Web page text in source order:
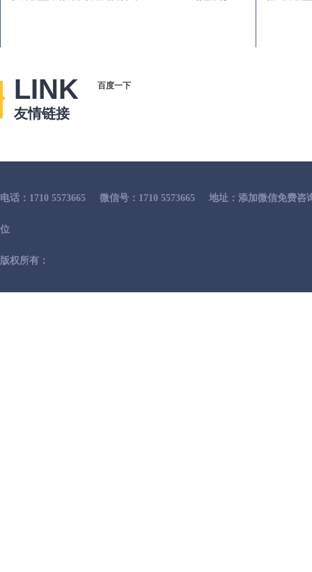
LINK
友情链接
百度一下
电话：1710 5573665 微信号：1710 5573665 地址：添加微信免费咨
位
版权所有：